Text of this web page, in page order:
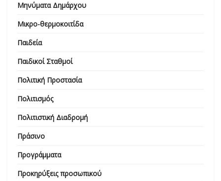
Μηνύματα Δημάρχου
Μικρο-θερμοκοιτίδα
Παιδεία
Παιδικοί Σταθμοί
Πολιτική Προστασία
Πολιτισμός
Πολιτιστική Διαδρομή
Πράσινο
Προγράμματα
Προκηρύξεις προσωπικού